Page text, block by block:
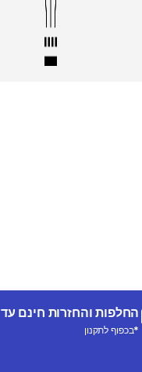
החלפות והחזרות חינם עד 365 ימים ממועד הרכישה
*בכפוף לתקנון